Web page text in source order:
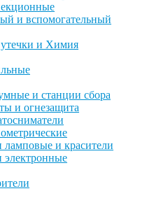
и вспомогательный
и Химия
и станции сбора
и огнезащита
ламповые и красители
электронные